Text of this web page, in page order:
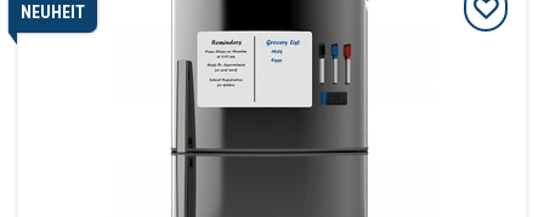
NEUHEIT